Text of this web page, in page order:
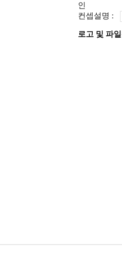
인
컨셉설명 :
로고 및 파